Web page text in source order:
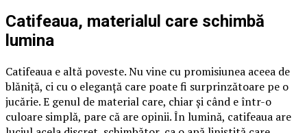
Catifeaua, materialul care schimbă
lumina
Catifeaua e altă poveste. Nu vine cu promisiunea aceea de
blăniță, ci cu o eleganță care poate fi surprinzătoare pe o
jucărie. E genul de material care, chiar și când e într-o
culoare simplă, pare că are opinii. În lumină, catifeaua are